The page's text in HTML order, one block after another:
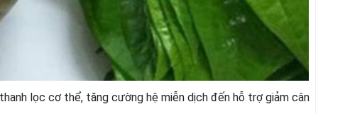
lọc cơ thể, tăng cường hệ miễn dịch đến hỗ trợ giảm cân